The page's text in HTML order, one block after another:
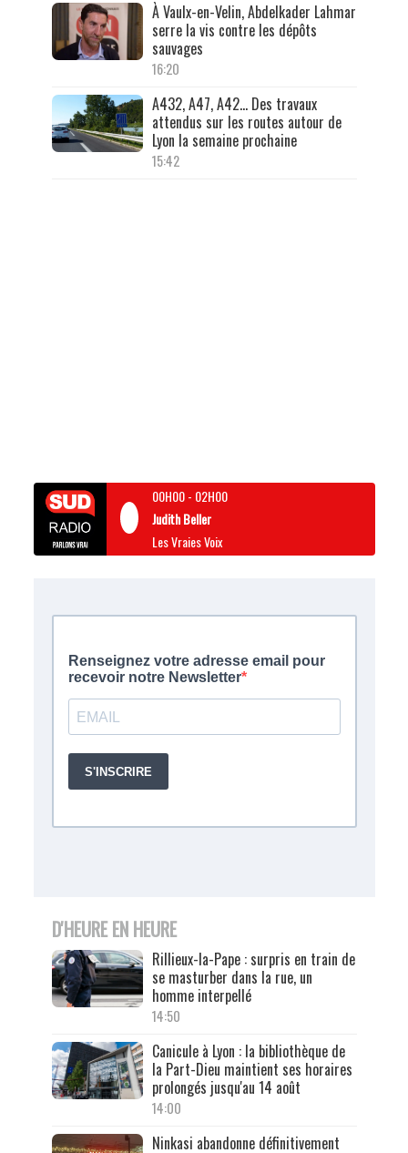
À Vaulx-en-Velin, Abdelkader Lahmar
serre la vis contre les dépôts
sauvages
16:20
A432, A47, A42… Des travaux
attendus sur les routes autour de
Lyon la semaine prochaine
15:42
00H00- 02H00
Judith Beller
Les Vraies Voix
D'HEURE EN HEURE
Rillieux-la-Pape : surpris en train de
se masturber dans la rue, un
homme interpellé
14:50
Canicule à Lyon : la bibliothèque de
la Part-Dieu maintient ses horaires
prolongés jusqu'au 14 août
14:00
Ninkasi abandonne définitivement